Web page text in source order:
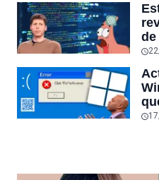
de
la
al